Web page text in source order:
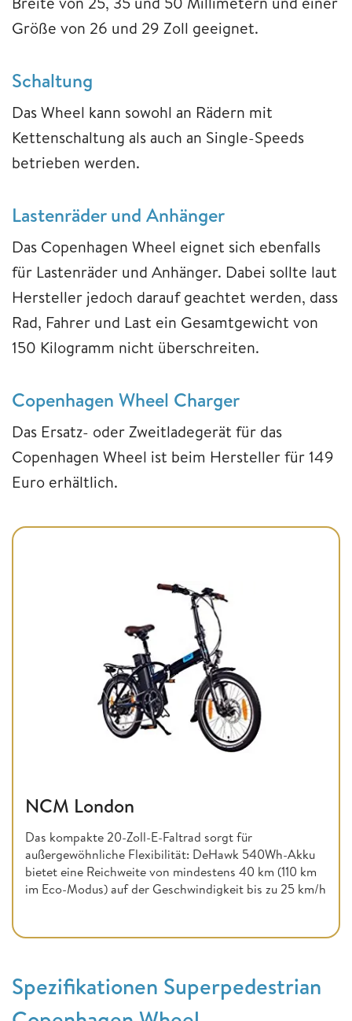
Größe von 26 und 29 Zoll geeignet.
Schaltung
Das Wheel kann sowohl an Rädern mit
Kettenschaltung als auch an Single-Speeds
betrieben werden.
Lastenräder und Anhänger
Das Copenhagen Wheel eignet sich ebenfalls
für Lastenräder und Anhänger. Dabei sollte laut
Hersteller jedoch darauf geachtet werden, dass
Rad, Fahrer und Last ein Gesamtgewicht von
150 Kilogramm nicht überschreiten.
Copenhagen Wheel Charger
Das Ersatz- oder Zweitladegerät für das
Copenhagen Wheel ist beim Hersteller für 149
Euro erhältlich.
NCM London
Das kompakte 20-Zoll-E-Faltrad sorgt für
außergewöhnliche Flexibilität: DeHawk 540Wh-Akku
bietet eine Reichweite von mindestens 40 km (110 km
im Eco-Modus) auf der Geschwindigkeit bis zu 25 km/h
Spezifikationen Superpedestrian